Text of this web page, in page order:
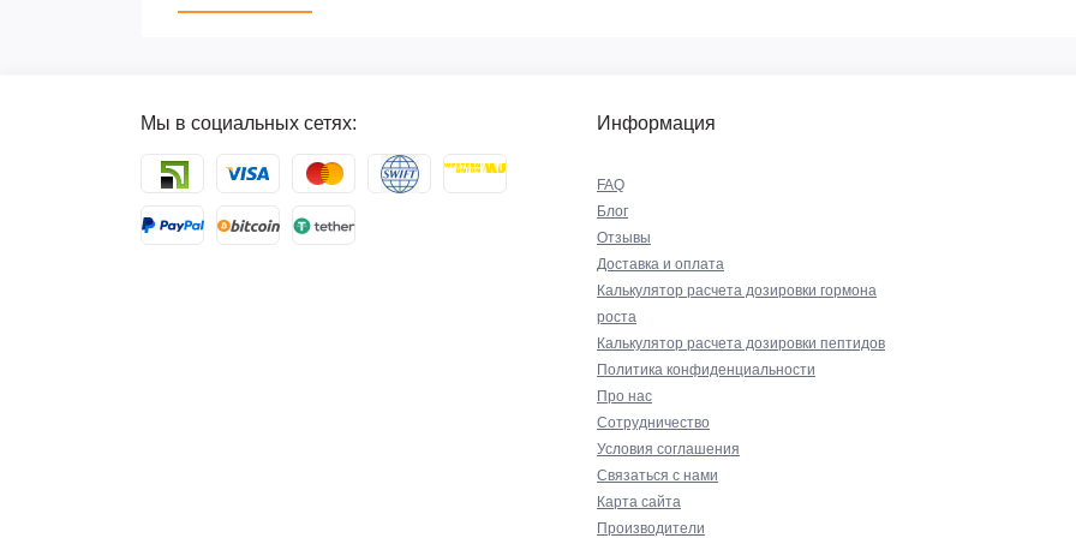
Мы в социальных сетях: Информация
FAQ
Блог
Отзывы
Доставка и оплата
Калькулятор расчета дозировки гормона
роста
Калькулятор расчета дозировки пептидов
Политика конфиденциальности
Про нас
Сотрудничество
Условия соглашения
Связаться с нами
Карта сайта
Производители